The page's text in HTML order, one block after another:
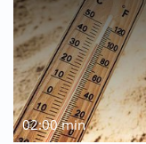
02:00 min